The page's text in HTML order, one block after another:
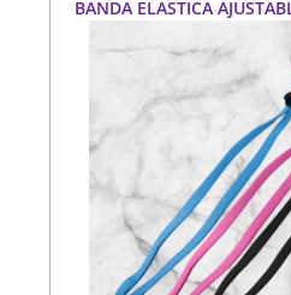
BANDA ELASTICA